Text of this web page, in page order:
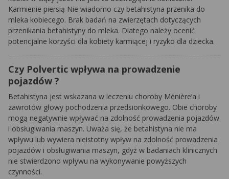
Karmienie piersią Nie wiadomo czy betahistyna przenika do
mleka kobiecego. Brak badań na zwierzętach dotyczących
przenikania betahistyny do mleka. Dlatego należy ocenić
potencjalne korzyści dla kobiety karmiącej i ryzyko dla dziecka.
Czy Polvertic wpływa na prowadzenie
pojazdów ?
Betahistyna jest wskazana w leczeniu choroby Ménière’a i
zawrotów głowy pochodzenia przedsionkowego. Obie choroby
mogą negatywnie wpływać na zdolność prowadzenia pojazdów
i obsługiwania maszyn. Uważa się, że betahistyna nie ma
wpływu lub wywiera nieistotny wpływ na zdolność prowadzenia
pojazdów i obsługiwania maszyn, gdyż w badaniach klinicznych
nie stwierdzono wpływu na wykonywanie powyższych
czynności.